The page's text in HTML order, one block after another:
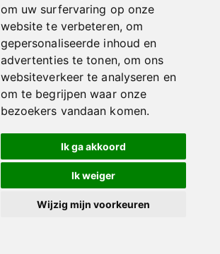
om uw surfervaring op onze
website te verbeteren, om
gepersonaliseerde inhoud en
advertenties te tonen, om ons
websiteverkeer te analyseren en
om te begrijpen waar onze
bezoekers vandaan komen.
Ik ga akkoord
Ik weiger
Wijzig mijn voorkeuren